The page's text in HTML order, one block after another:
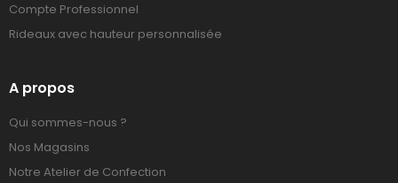
Compte Professionnel
Rideaux avec hauteur personnalisée
A propos
Qui sommes-nous ?
Nos Magasins
Notre Atelier de Confection